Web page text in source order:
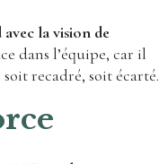
la vision de
dans l’équipe, car il
recadré, soit écarté.